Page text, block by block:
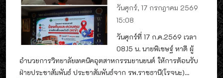
วันศุกร์, 17 กรกฎาคม 2569
15:08
วันศุกร์ที่ 17 ก.ค.2569 เวลา
08.15 น. นายพิเชษฐ์ หาดี ผู้
อำนวยการวิทยาลัยเทคนิคอุตสาหกรรมยานยนต์ ให้การต้อนรับ
ฝ่ายประชาสัมพันธ์ ประชาสัมพันธ์จาก รพ.ราชธานี(โรจนะ)...